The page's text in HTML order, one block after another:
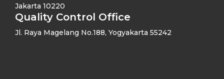
Jakarta 10220
Quality Control Office
Jl. Raya Magelang No.188, Yogyakarta 55242